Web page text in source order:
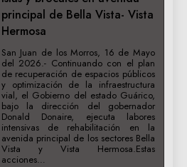
principal de Bella Vista- Vista
Hermosa
San Juan de los Morros, 16 de Mayo
del 2026.- Continuando con el plan
de recuperación de espacios públicos
y optimización de la infraestructura
vial, el Gobierno del estado Guárico,
bajo la dirección del gobernador
Donald Donaire, ejecuta labores
intensivas de rehabilitación en la
avenida principal de los sectores Bella
Vista y Vista Hermosa.‎‎Estas
acciones…